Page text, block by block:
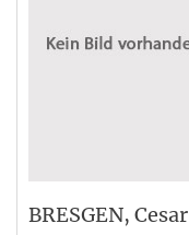
BRESGEN, Cesar